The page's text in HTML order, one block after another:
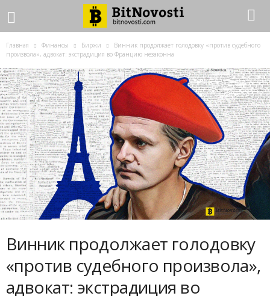
Главная Финансы Биржи
Винник продолжает голодовку «против судебного
произвола», адвокат: экстрадиция во Францию незаконна
Винник продолжает голодовку
«против судебного произвола»,
адвокат: экстрадиция во